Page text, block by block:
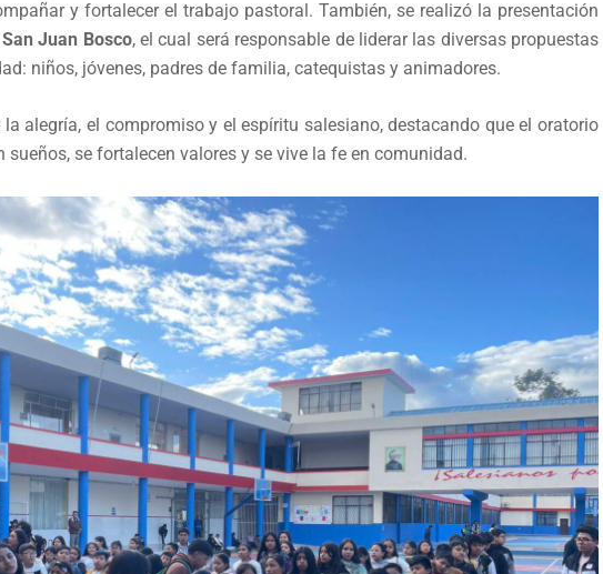
y fortalecer el trabajo pastoral. También, se realizó la presentación
Juan Bosco, el cual será responsable de liderar las diversas propuestas
niños, jóvenes, padres de familia, catequistas y animadores.
alegría, el compromiso y el espíritu salesiano, destacando que el oratorio
sueños, se fortalecen valores y se vive la fe en comunidad.